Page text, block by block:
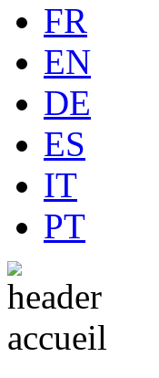
FR
EN
DE
ES
IT
PT